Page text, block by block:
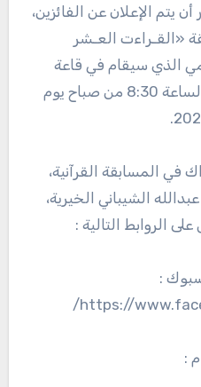
يتم الإعلان عن الفائزين،
«القـراءت العـشر
الذي سيقام في قاعة
“منتزه التعاون” بمدينة تعز الساعة 8:30 من صباح يوم
في المسابقة القرآنية،
الشيباني الخيرية،
الروابط التالية :
:
https://
: